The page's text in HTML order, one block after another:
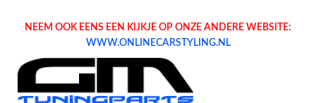
NEEM OOK EENS EEN KIJKJE OP ONZE ANDERE WEBSITE:
WWW.ONLINECARSTYLING.NL